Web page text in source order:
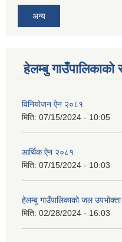
अन्य
हेलम्बु गाउँपालिकाको
विनियोजन ऐन २०८१
मिति: 07/15/2024 - 10:05
आर्थिक ऐन २०८१
मिति: 07/15/2024 - 10:03
हेलम्बु गाउँपालिकाको जल उपभोक्ता
मिति: 02/28/2024 - 16:03